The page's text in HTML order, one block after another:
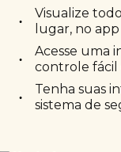
•
Visualize
lugar, no app
•
Acesse uma
controle fácil
•
Tenha suas
sistema de